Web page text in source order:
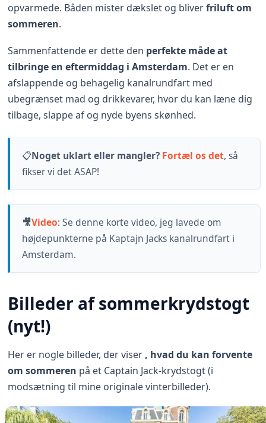
opvarmede. Båden mister dækslet og bliverfriluft om
sommeren.
Sammenfattende er dette den perfekte måde at
tilbringe en eftermiddag i Amsterdam. Det er en
afslappende og behagelig kanalrundfart med
ubegrænset mad og drikkevarer, hvor du kan læne dig
tilbage, slappe af og nyde byens skønhed.
📋Noget uklart eller mangler? Fortæl os det, så
fikser vi det ASAP!
🎥Video:Se denne korte video, jeg lavede om
højdepunkterne på Kaptajn Jacks kanalrundfart i
Amsterdam.
Billeder af sommerkrydstogt
(nyt!)
Her er nogle billeder, der viser , hvad du kan forvente
om sommeren på et Captain Jack-krydstogt (i
modsætning til mine originale vinterbilleder).